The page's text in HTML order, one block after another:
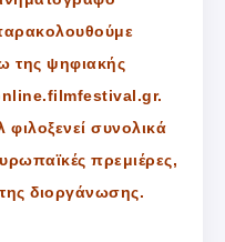
της ψηφιακής
συνολικά
πρεμιέρες,
διοργάνωσης.